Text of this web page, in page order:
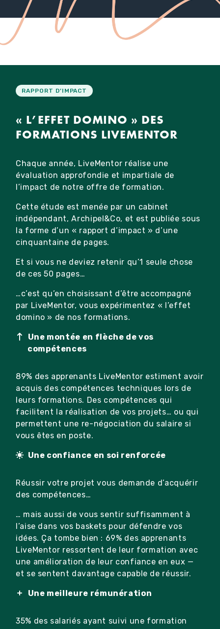
RAPPORT D’IMPACT
« L’EFFET DOMINO » DES
FORMATIONS LIVEMENTOR
Chaque année, LiveMentor réalise une
évaluation approfondie et impartiale de
l’impact de notre offre de formation.
Cette étude est menée par un cabinet
indépendant, Archipel&Co, et est publiée sous
la forme d’un « rapport d’impact » d’une
cinquantaine de pages.
Et si vous ne deviez retenir qu’1 seule chose
de ces 50 pages…
…c’est qu’en choisissant d’être accompagné
par LiveMentor, vous expérimentez « l’effet
domino » de nos formations.
Une montée en flèche de vos
compétences
89% des apprenants LiveMentor estiment avoir
acquis des compétences techniques lors de
leurs formations. Des compétences qui
facilitent la réalisation de vos projets… ou qui
permettent une re-négociation du salaire si
vous êtes en poste.
Une confiance en soi renforcée
Réussir votre projet vous demande d’acquérir
des compétences…
… mais aussi de vous sentir suffisamment à
l’aise dans vos baskets pour défendre vos
idées. Ça tombe bien : 69% des apprenants
LiveMentor ressortent de leur formation avec
une amélioration de leur confiance en eux —
et se sentent davantage capable de réussir.
Une meilleure rémunération
35% des salariés ayant suivi une formation